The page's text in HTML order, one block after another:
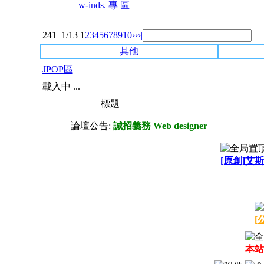
w-inds. 專 區
241 1/13 1 2345678910›››|
其他
JPOP區
載入中 ...
標題
論壇公告: 誠招義務 Web designer
[原創]艾
[
本